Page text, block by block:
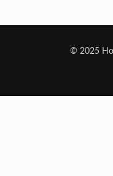
© 2025